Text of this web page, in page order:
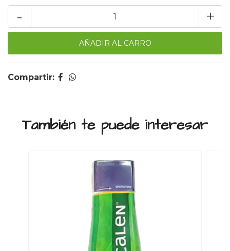
+
-
Compartir:
También te puede interesar